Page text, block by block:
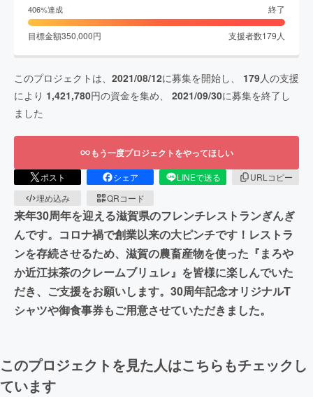
406%達成 終了
目標金額350,000円 支援者数179 人
このプロジェクトは、 2021/08/12に募集を開始し、 179人の支援
により 1,421,780円の資金を集め、 2021/09/30に募集を終了し
ました
もう一度プロジェクトをやってほしい
ポスト シェア LINEで送る
URLコピー
埋め込み
QRコード
来年30周年を迎える滋賀県のフレンチレストランぎんぎ
んです。コロナ禍で創業以来の大ピンチです！レストラ
ンを存続させるため、滋賀の農畜産物を使った『まろや
か近江抹茶のクレームブリュレ』を皆様に楽しんでいた
だき、ご支援をお願いします。30周年記念オリジナルT
シャツや御食事券もご用意させていただきました。
このプロジェクトを見た人はこちらもチェックし
ています